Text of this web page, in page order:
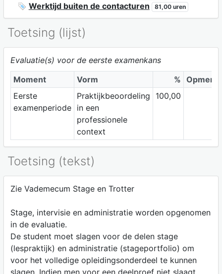
Werktijd buiten de contacturen 81,00 uren
Toetsing (lijst)
Evaluatie(s) voor de eerste examenkans
Moment
Vorm %
Eerste
examenperiode
Praktijkbeoordeling
in een
professionele
context
100,00
Toetsing (tekst)
Zie Vademecum Stage en Trotter
Stage, intervisie en administratie worden opgenomen
in de evaluatie.
De student moet slagen voor de delen stage
(lespraktijk) en administratie (stageportfolio) om
voor het volledige opleidingsonderdeel te kunnen
slagen. Indien men voor een deelproef niet slaagt,